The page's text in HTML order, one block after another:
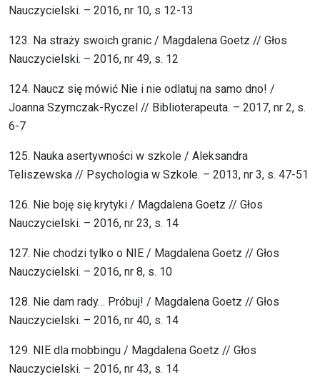
Nauczycielski. – 2016, nr 10, s 12-13
123. Na straży swoich granic / Magdalena Goetz // Głos
Nauczycielski. – 2016, nr 49, s. 12
124. Naucz się mówić Nie i nie odlatuj na samo dno! /
Joanna Szymczak-Ryczel // Biblioterapeuta. – 2017, nr 2, s.
6-7
125. Nauka asertywności w szkole / Aleksandra
Teliszewska // Psychologia w Szkole. – 2013, nr 3, s. 47-51
126. Nie boję się krytyki / Magdalena Goetz // Głos
Nauczycielski. – 2016, nr 23, s. 14
127. Nie chodzi tylko o NIE / Magdalena Goetz // Głos
Nauczycielski. – 2016, nr 8, s. 10
128. Nie dam rady… Próbuj! / Magdalena Goetz // Głos
Nauczycielski. – 2016, nr 40, s. 14
129. NIE dla mobbingu / Magdalena Goetz // Głos
Nauczycielski. – 2016, nr 43, s. 14